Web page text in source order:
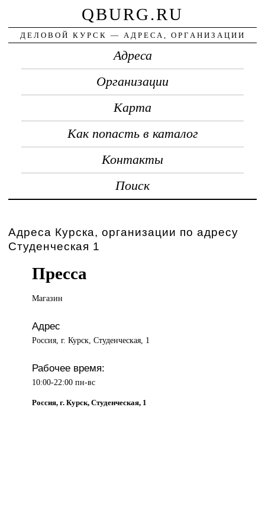
QBURG.RU
ДЕЛОВОЙ КУРСК — АДРЕСА, ОРГАНИЗАЦИИ
Адреса
Организации
Карта
Как попасть в каталог
Контакты
Поиск
Адреса Курска, организации по адресу
Студенческая 1
Пресса
Магазин
Адрес
Россия, г. Курск, Студенческая, 1
Рабочее время:
10:00-22:00 пн-вс
Россия, г. Курск, Студенческая, 1